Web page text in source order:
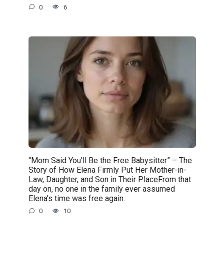
0 6
“Mom Said You’ll Be the Free Babysitter” – The
Story of How Elena Firmly Put Her Mother-in-
Law, Daughter, and Son in Their PlaceFrom that
day on, no one in the family ever assumed
Elena’s time was free again.
0 10